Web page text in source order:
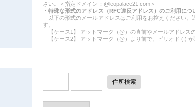
さい。＜指定ドメイン：@leopalace21.com＞
・特殊な形式のアドレス（RFC違反アドレス）のご利用につ
以下の形式のメールアドレスはご利用をお控えください。
す。
【ケース1】 アットマーク（@）の直前やメールアドレス
【ケース2】 アットマーク（@）より前で、ピリオド (.) が
-